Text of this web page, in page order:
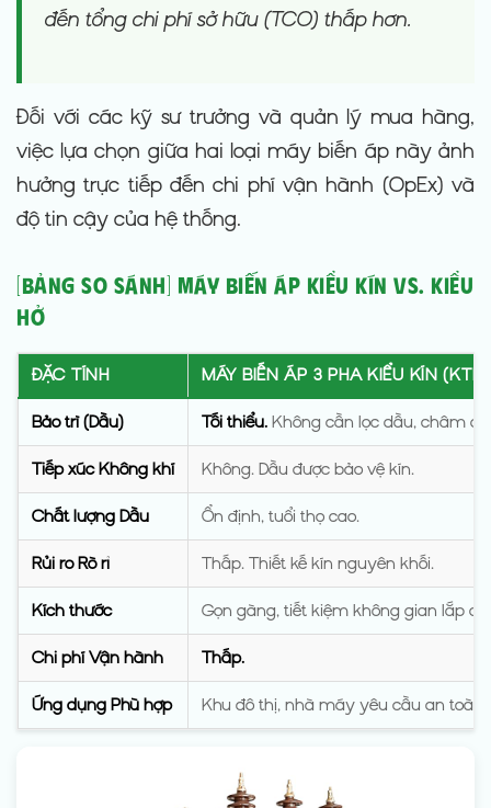
đến tổng chi phí sở hữu (TCO) thấp hơn.
Đối với các kỹ sư trưởng và quản lý mua hàng,
việc lựa chọn giữa hai loại máy biến áp này ảnh
hưởng trực tiếp đến chi phí vận hành (OpEx) và
độ tin cậy của hệ thống.
[Bảng So Sánh] Máy Biến Áp Kiểu Kín vs. Kiểu
Hở
ĐẶC TÍNH MÁY BIẾN ÁP 3 PHA KIỂU KÍN (KTH
Bảo trì (Dầu) Tối thiểu. Không cần lọc dầu, châm
Tiếp xúc Không khí Không. Dầu được bảo vệ kín.
Chất lượng Dầu Ổn định, tuổi thọ cao.
Rủi ro Rò rỉ Thấp. Thiết kế kín nguyên khối.
Kích thước Gọn gàng, tiết kiệm không gian lắp
Chi phí Vận hành Thấp.
Ứng dụng Phù hợp Khu đô thị, nhà máy yêu cầu an toàn